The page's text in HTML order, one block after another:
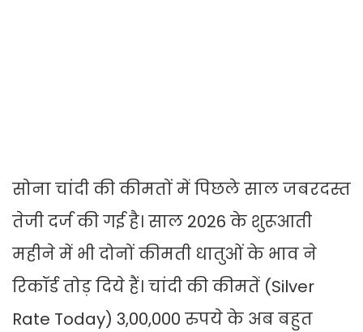
सोना चांदी की कीमतों में पिछले साल जबरदस्त
तेजी दर्ज की गई है। साल 2026 के शुरूआती
महीने में भी दोनों कीमती धातुओं के भाव ने
रिकॉर्ड तोड़ दिये हैं। चांदी की कीमतें (Silver
Rate Today) 3,00,000 रुपये के अब बहुत